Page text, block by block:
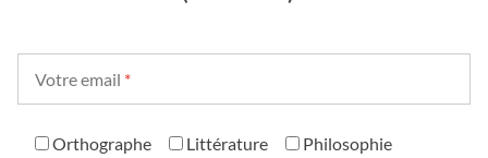
Votre email *
Orthographe Littérature
Philosophie